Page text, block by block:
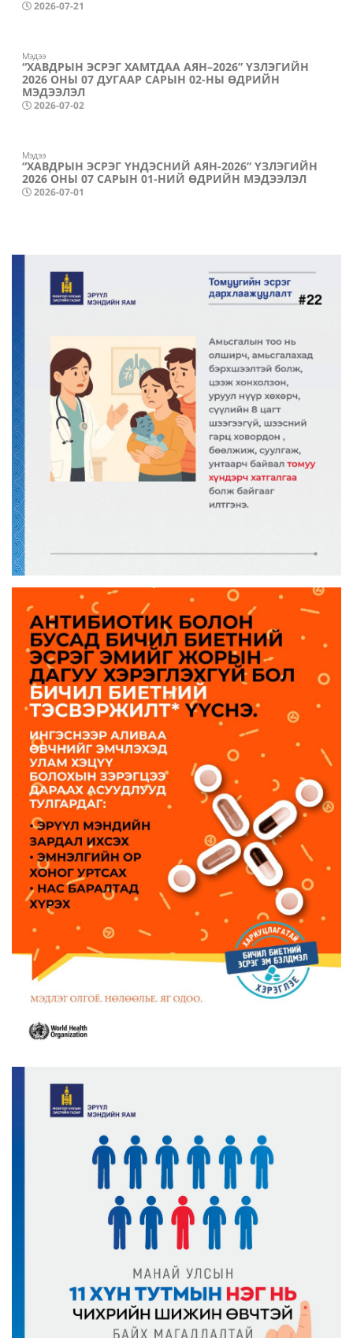
2026-07-21
Мэдээ
“ХАВДРЫН ЭСРЭГ ХАМТДАА АЯН–2026” ҮЗЛЭГИЙН
2026 ОНЫ 07 ДУГААР САРЫН 02-НЫ ӨДРИЙН
МЭДЭЭЛЭЛ
2026-07-02
Мэдээ
“ХАВДРЫН ЭСРЭГ ҮНДЭСНИЙ АЯН-2026” ҮЗЛЭГИЙН
2026 ОНЫ 07 САРЫН 01-НИЙ ӨДРИЙН МЭДЭЭЛЭЛ
2026-07-01